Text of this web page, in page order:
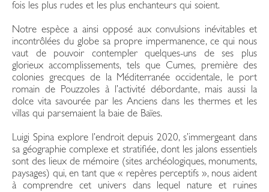
fois les plus rudes et les plus enchanteurs qui soient.
Notre espèce a ainsi opposé aux convulsions inévitables et
incontrôlées du globe sa propre impermanence, ce qui nous
vaut de pouvoir contempler quelques-uns de ses plus
glorieux accomplissements, tels que Cumes, première des
colonies grecques de la Méditerranée occidentale, le port
romain de Pouzzoles à l’activité débordante, mais aussi la
dolce vita savourée par les Anciens dans les thermes et les
villas qui parsemaient la baie de Baïes.
Luigi Spina explore l’endroit depuis 2020, s’immergeant dans
sa géographie complexe et stratifiée, dont les jalons essentiels
sont des lieux de mémoire (sites archéologiques, monuments,
paysages) qui, en tant que « repères perceptifs », nous aident
à comprendre cet univers dans lequel nature et ruines